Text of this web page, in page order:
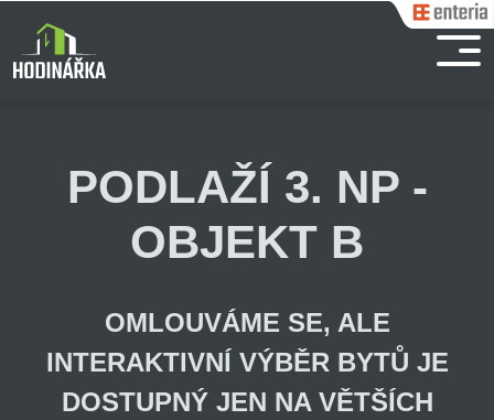
PODLAŽÍ 3. NP -
OBJEKT B
OMLOUVÁME SE, ALE
INTERAKTIVNÍ VÝBĚR BYTŮ JE
DOSTUPNÝ JEN NA VĚTŠÍCH